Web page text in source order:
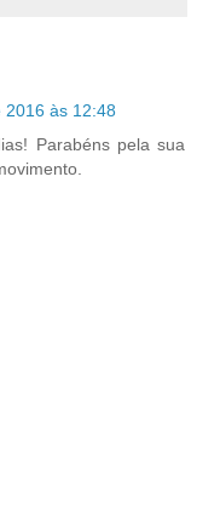
2016 às 12:48
Parabéns pela sua